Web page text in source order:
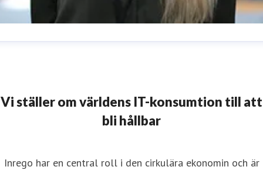
Vi ställer om världens IT-konsumtion till att
bli hållbar
Inrego har en central roll i den cirkulära ekonomin och är